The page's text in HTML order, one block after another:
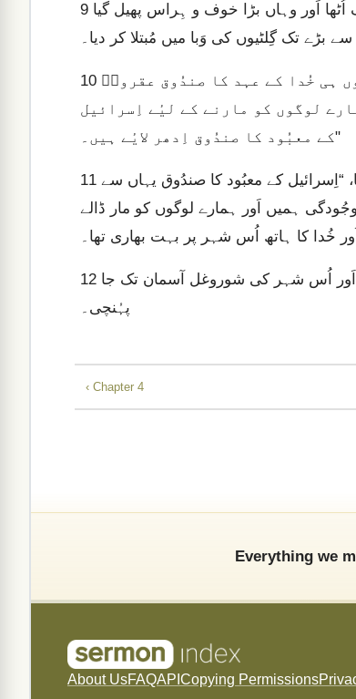
9
بڑے تک گِلٹیوں کی وَبا میں مُبتلا کر دیا۔
10
لوگوں کو مارنے کے لیٔے اِسرائیل
کے معبُود کا صندُوق اِدھر لایٔے ہیں۔"
11
ہمیں اَور ہمارے لوگوں کو مار ڈالے
خُدا کا ہاتھ اُس شہر پر بہت بھاری تھا۔
12
پہُنچی۔
‹ Chapter 4
Everything we
About UsFAQAPI Copying Permissions